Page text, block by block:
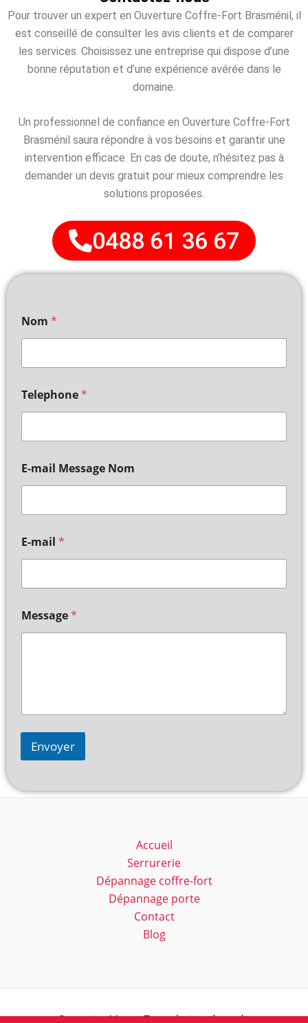
Pour trouver un expert en Ouverture Coffre-Fort Brasménil, il
est conseillé de consulter les avis clients et de comparer
les services. Choisissez une entreprise qui dispose d’une
bonne réputation et d’une expérience avérée dans le
domaine.
Un professionnel de confiance en Ouverture Coffre-Fort
Brasménil saura répondre à vos besoins et garantir une
intervention efficace. En cas de doute, n’hésitez pas à
demander un devis gratuit pour mieux comprendre les
solutions proposées.
0488 61 36 67
Nom *
Telephone*
E-mail Message Nom
E-mail *
Message*
Envoyer
Accueil
Serrurerie
Dépannage coffre-fort
Dépannage porte
Contact
Blog
Serrurier Marc - Tous droits réservés